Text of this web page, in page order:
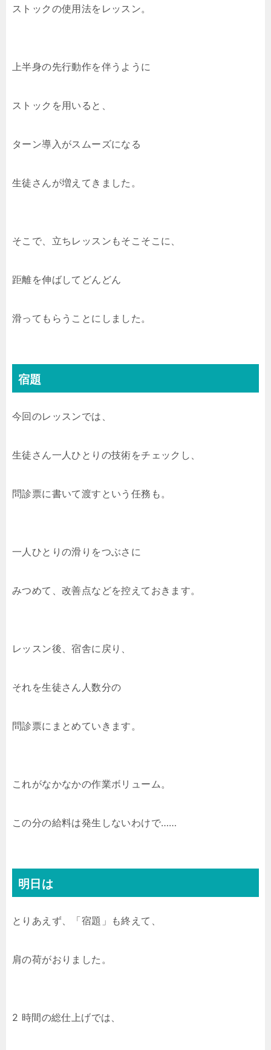
ストックの使用法をレッスン。
上半身の先行動作を伴うように
ストックを用いると、
ターン導入がスムーズになる
生徒さんが増えてきました。
そこで、立ちレッスンもそこそこに、
距離を伸ばしてどんどん
滑ってもらうことにしました。
宿題
今回のレッスンでは、
生徒さん一人ひとりの技術をチェックし、
問診票に書いて渡すという任務も。
一人ひとりの滑りをつぶさに
みつめて、改善点などを控えておきます。
レッスン後、宿舎に戻り、
それを生徒さん人数分の
問診票にまとめていきます。
これがなかなかの作業ボリューム。
この分の給料は発生しないわけで……
明日は
とりあえず、「宿題」も終えて、
肩の荷がおりました。
2 時間の総仕上げでは、